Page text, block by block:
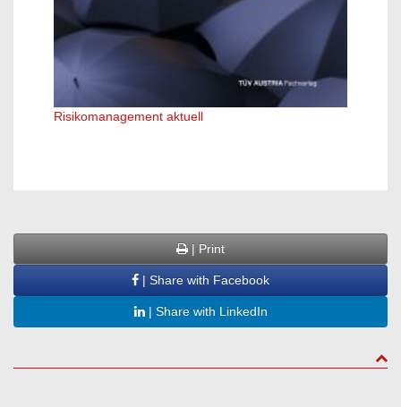
Risikomanagement aktuell
| Print
| Share with Facebook
| Share with LinkedIn
to